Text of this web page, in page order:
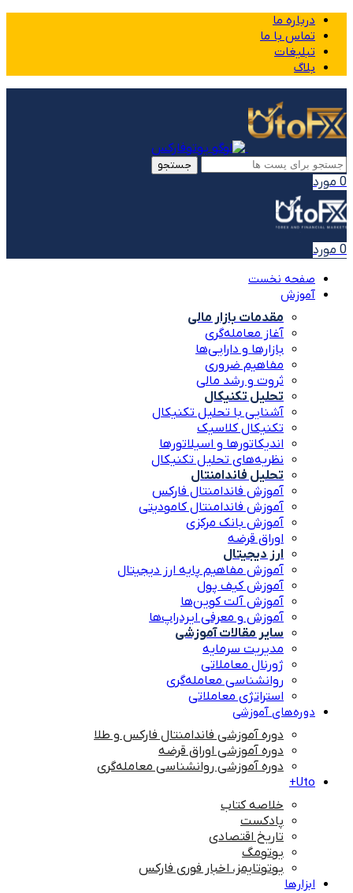
درباره ما
تماس با ما
تبلیغات
بلاگ
جستجو
0 مورد
0 مورد
صفحه نخست
آموزش
مقدمات بازار مالی
آغاز معامله‌گری
بازارها و دارایی‌ها
مفاهیم ضروری
ثروت و رشد مالی
تحلیل تکنیکال
آشنایی با تحلیل تکنیکال
تکنیکال کلاسیک
اندیکاتورها و اسیلاتورها
نظریه‌های تحلیل تکنیکال
تحلیل فاندامنتال
آموزش فاندامنتال فارکس
آموزش فاندامنتال کامودیتی
آموزش بانک مرکزی
اوراق قرضه
ارز دیجیتال
آموزش مفاهیم پایه ارز دیجیتال
آموزش کیف پول
آموزش آلت کوین‌ها
آموزش و معرفی ایردراپ‌ها
سایر مقالات آموزشی
مدیریت سرمایه
ژورنال معاملاتی
روانشناسی معامله‌گری
استراتژی معاملاتی
دوره‌های آموزشی
دوره آموزشی فاندامنتال فارکس و طلا
دوره آموزشی اوراق قرضه
دوره آموزشی روانشناسی معامله‌گری
Uto+
خلاصه کتاب
پادکست
تاریخ اقتصادی
یوتومگ
یوتوتایمز، اخبار فوری فارکس
ابزارها